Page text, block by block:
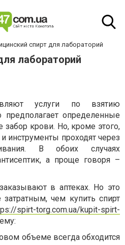
спирт для лабораторий
лабораторий
услуги по взятию
определенные
забор крови. Но, кроме этого,
инструменты проходят через
В обоих случаях
а проще говоря –
в аптеках. Но это
чем купить спирт
spirt-torg.com.ua/kupit-spirt-
объеме всегда обходится